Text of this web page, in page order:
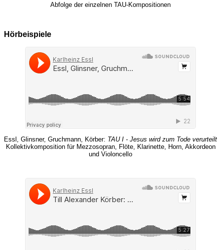
Abfolge der einzelnen TAU-Kompositionen
Hörbeispiele
Essl, Glinsner, Gruchmann, Körber: TAU I - Jesus wird zum Tode verurteilt
Kollektivkomposition für Mezzosopran, Flöte, Klarinette, Horn, Akkordeon
und Violoncello